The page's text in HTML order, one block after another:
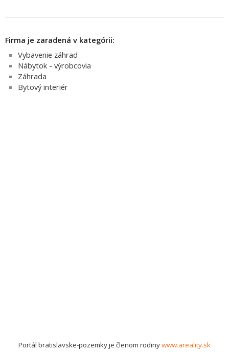
Firma je zaradená v kategórii:
Vybavenie záhrad
Nábytok - výrobcovia
Záhrada
Bytový interiér
Portál bratislavske-pozemky je členom rodinywww.areality.sk